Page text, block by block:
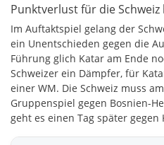
Punktverlust für die
Im Auftaktspiel gelang der
ein Unentschieden gegen die
Führung glich Katar am Ende
Schweizer ein Dämpfer, für
einer WM. Die Schweiz muss
Gruppenspiel gegen Bosnien-
geht es einen Tag später gegen